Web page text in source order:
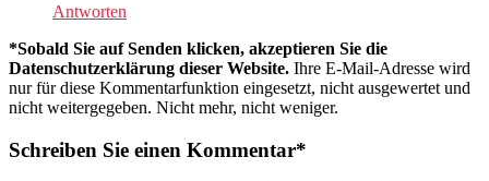
Antworten
*Sobald Sie auf Senden klicken, akzeptieren Sie die
Datenschutzerklärung dieser Website. Ihre E-Mail-Adresse wird
nur für diese Kommentarfunktion eingesetzt, nicht ausgewertet und
nicht weitergegeben. Nicht mehr, nicht weniger.
Schreiben Sie einen Kommentar*